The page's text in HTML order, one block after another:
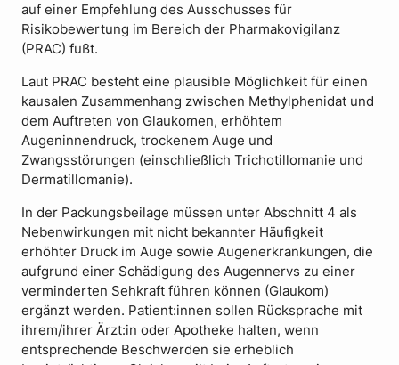
auf einer Empfehlung des Ausschusses für
Risikobewertung im Bereich der Pharmakovigilanz
(PRAC) fußt.
Laut PRAC besteht eine plausible Möglichkeit für einen
kausalen Zusammenhang zwischen Methylphenidat und
dem Auftreten von Glaukomen, erhöhtem
Augeninnendruck, trockenem Auge und
Zwangsstörungen (einschließlich Trichotillomanie und
Dermatillomanie).
In der Packungsbeilage müssen unter Abschnitt 4 als
Nebenwirkungen mit nicht bekannter Häufigkeit
erhöhter Druck im Auge sowie Augenerkrankungen, die
aufgrund einer Schädigung des Augennervs zu einer
verminderten Sehkraft führen können (Glaukom)
ergänzt werden. Patient:innen sollen Rücksprache mit
ihrem/ihrer Ärzt:in oder Apotheke halten, wenn
entsprechende Beschwerden sie erheblich